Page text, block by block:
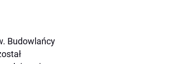
Budowlańcy